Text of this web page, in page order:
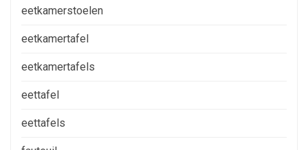
eetkamerstoelen
eetkamertafel
eetkamertafels
eettafel
eettafels